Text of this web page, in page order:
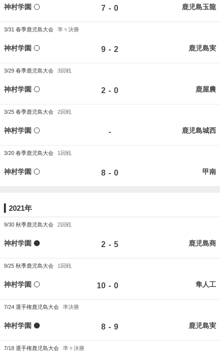
神村学園 7 - 0 鹿児島玉龍
3/31 春季鹿児島大会 準々決勝
神村学園 9 - 2 鹿児島実
3/29 春季鹿児島大会 3回戦
神村学園 2 - 0 鹿屋農
3/25 春季鹿児島大会 2回戦
神村学園 - 鹿児島城西
3/20 春季鹿児島大会 1回戦
神村学園 8 - 0 甲南
2021年
9/30 秋季鹿児島大会 2回戦
神村学園 2 - 5 鹿児島商
9/25 秋季鹿児島大会 1回戦
神村学園 10 - 0 隼人工
7/24 選手権鹿児島大会 準決勝
神村学園 8 - 9 鹿児島実
7/18 選手権鹿児島大会 準々決勝